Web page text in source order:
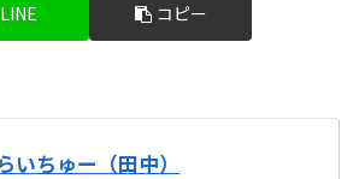
LINE コピー
いちゅー（田中）